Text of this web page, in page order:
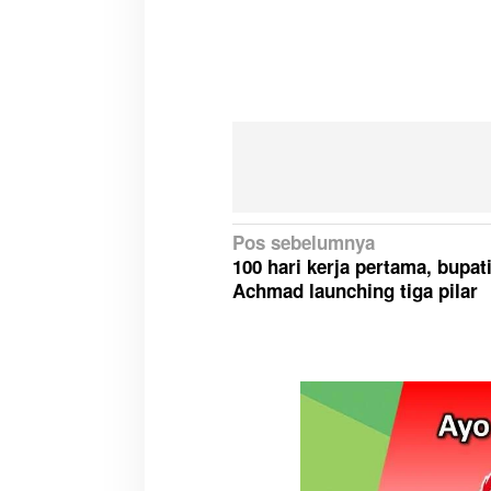
N
a
v
Pos sebelumnya
100 hari kerja pertama,
Achmad launching tiga pilar